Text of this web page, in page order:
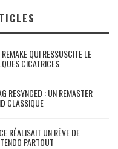
QUI RESSUSCITE LE
CICATRICES
RESYNCED : UN REMASTER
CLASSIQUE
RÉALISAIT UN RÊVE DE
PARTOUT